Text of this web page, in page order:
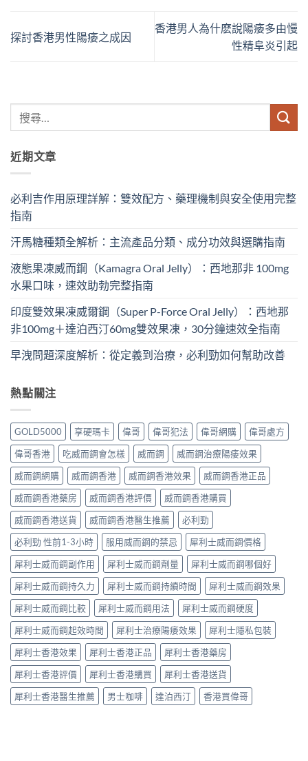
探討香港男性陽痿之成因
香港男人為什麽說陽痿多由慢
性精阜炎引起
近期文章
必利吉作用原理詳解：雙效配方、藥理機制與安全使用完整
指南
汗馬糖種類全解析：主流產品分類、成分功效與選購指南
液態果凍威而鋼（Kamagra Oral Jelly）：西地那非 100mg​
水果口味，速效助勃完整指南
印度雙效果凍威爾鋼（Super P-Force Oral Jelly）：西地那
非100mg＋達泊西汀60mg雙效果凍，30分鐘速效全指南
早洩問題深度解析：從定義到治療，必利勁如何幫助改善
熱點關注
GOLD5000 享硬瑪卡 偉哥 偉哥犯法 偉哥網購
偉哥處方
偉哥香港
吃威而鋼會怎樣 威而鋼
威而鋼治療陽痿效果
威而鋼網購
威而鋼香港 威而鋼香港效果
威而鋼香港正品
威而鋼香港藥房
威而鋼香港評價
威而鋼香港購買
威而鋼香港送貨
威而鋼香港醫生推薦
必利勁
必利勁 性前1-3小時
服用威而鋼的禁忌
犀利士威而鋼價格
犀利士威而鋼副作用
犀利士威而鋼劑量
犀利士威而鋼哪個好
犀利士威而鋼持久力
犀利士威而鋼持續時間
犀利士威而鋼效果
犀利士威而鋼比較
犀利士威而鋼用法
犀利士威而鋼硬度
犀利士威而鋼起效時間
犀利士治療陽痿效果
犀利士隱私包裝
犀利士香港效果
犀利士香港正品
犀利士香港藥房
犀利士香港評價
犀利士香港購買
犀利士香港送貨
犀利士香港醫生推薦
男士咖啡 達泊西汀 香港買偉哥